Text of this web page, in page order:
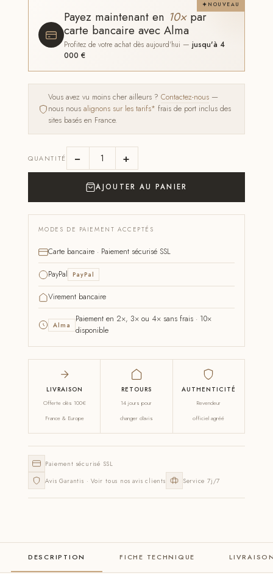
NOUVEAU
Payez maintenant en 10×par
carte bancaire avec Alma
Profitez de votre achat dès aujourd'hui —jusqu'à 4
000 €
Vous avez vu moins cher ailleurs ?Contactez-nous —
nous nousalignons sur les tarifs* frais de port inclus des
sites basés en France.
QUANTITÉ − +
AJOUTER AU PANIER
MODES DE PAIEMENT ACCEPTÉS
Carte bancaire · Paiement sécurisé SSL
PayPal PayPal
Virement bancaire
Alma
Paiement en 2×, 3× ou 4× sans frais · 10×
disponible
LIVRAISON
Offerte dès 100€
France & Europe
RETOURS
14 jours pour
changer d'avis
AUTHENTICITÉ
Revendeur
officiel agréé
Paiement sécurisé SSL
Avis Garantis · Voir tous nos avis clients
Service 7j/7
DESCRIPTION FICHE TECHNIQUE